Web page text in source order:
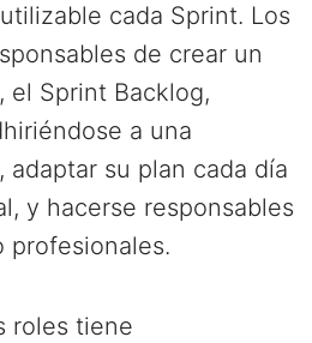
cada Sprint. Los
de crear un
el Sprint Backlog,
a una
su plan cada día
y hacerse responsables
profesionales.
roles tiene